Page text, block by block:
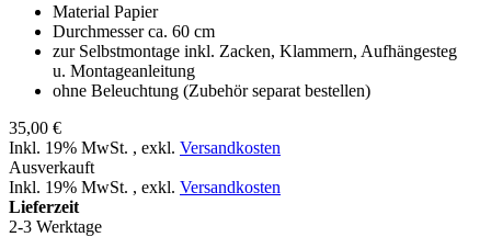
Material Papier
Durchmesser ca. 60 cm
zur Selbstmontage inkl. Zacken, Klammern, Aufhängesteg
u. Montageanleitung
ohne Beleuchtung (Zubehör separat bestellen)
35,00 €
Inkl. 19% MwSt. , exkl. Versandkosten
Ausverkauft
Inkl. 19% MwSt. , exkl. Versandkosten
Lieferzeit
2-3 Werktage